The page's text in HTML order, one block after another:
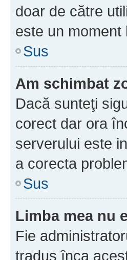
doar de către
este un moment
Sus
Am schimbat
Dacă sunteţi
corect dar ora
serverului este
a corecta
Sus
Limba mea nu
Fie
tradus înca